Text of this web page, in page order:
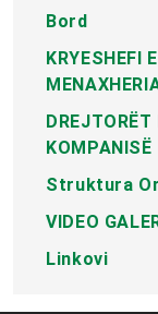
Bord
KRYESHEFI
KOMPANISË
Struktura
VIDEO
Linkovi